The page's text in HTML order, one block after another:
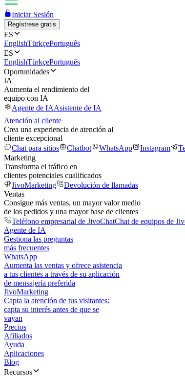
Iniciar Sesión
Regístrese gratis
ES
EnglishTürkçePortuguês
ES
EnglishTürkçePortuguês
Oportunidades
IA
Aumenta el rendimiento del
equipo con IA
Agente de IAAsistente de IA
Atención al cliente
Crea una experiencia de atención al
cliente excepcional
Chat para sitios
Chatbot WhatsApp Instagram
Marketing
Transforma el tráfico en
clientes potenciales cualificados
JivoMarketing
Devolución de llamadas
Ventas
Consigue más ventas, un mayor valor medio
de los pedidos y una mayor base de clientes
Teléfono empresarial de JivoChatChat de equipos de
Agente de IA
Gestiona las preguntas
más frecuentes
WhatsApp
Aumenta las ventas y ofrece asistencia
a tus clientes a través de su aplicación
de mensajería preferida
JivoMarketing
Capta la atención de tus visitantes:
capta su interés antes de que se
vayan
Precios
Afiliados
Ayuda
Aplicaciones
Blog
Recursos